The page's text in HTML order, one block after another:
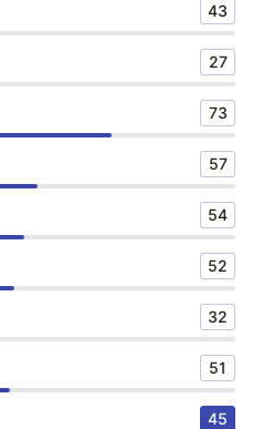
43
27
73
57
54
52
32
51
45